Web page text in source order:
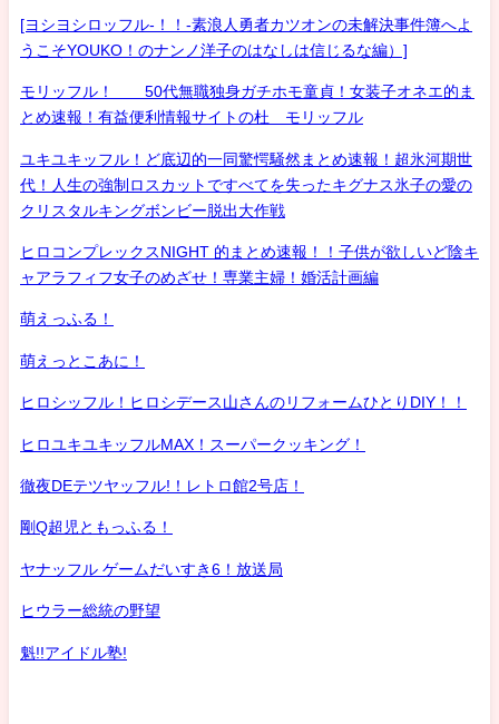
[ヨシヨシロッフル-！！-素浪人勇者カツオンの未解決事件簿へよ
うこそYOUKO！のナンノ洋子のはなしは信じるな編）]
モリッフル！ 50代無職独身ガチホモ童貞！女装子オネエ的ま
とめ速報！有益便利情報サイトの杜 モリッフル
ユキユキッフル！ど底辺的一同驚愕騒然まとめ速報！超氷河期世
代！人生の強制ロスカットですべてを失ったキグナス氷子の愛の
クリスタルキングボンビー脱出大作戦
ヒロコンプレックスNIGHT 的まとめ速報！！子供が欲しいど陰キ
ャアラフィフ女子のめざせ！専業主婦！婚活計画編
萌えっふる！
萌えっとこあに！
ヒロシッフル！ヒロシデース山さんのリフォームひとりDIY！！
ヒロユキユキッフルMAX！スーパークッキング！
徹夜DEテツヤッフル!！レトロ館2号店！
剛Q超児ともっふる！
ヤナッフル ゲームだいすき6！放送局
ヒウラー総統の野望
魁!!アイドル塾!